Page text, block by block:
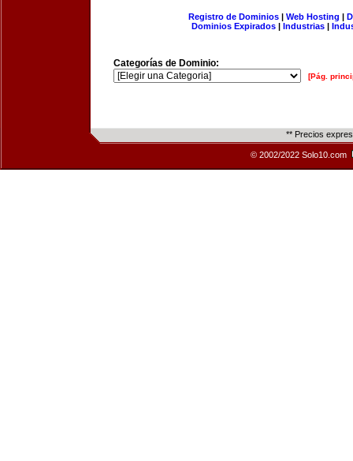
Registro de Dominios| Web Hosting |
Dominios Expirados | Industrias |
Categorías de Dominio:
[Pág.
** Precios
© 2002/2022 Solo10.com